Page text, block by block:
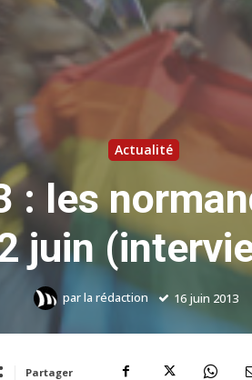
Actualité
: les
juin
parla rédaction 16 juin 2013
Partager